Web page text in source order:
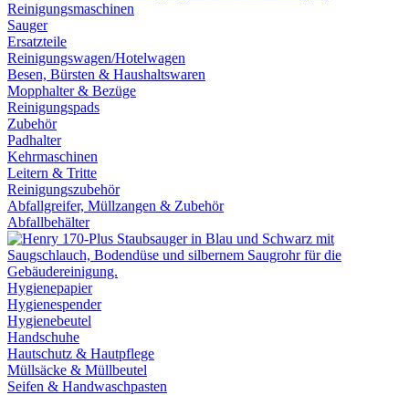
Reinigungsmaschinen
Sauger
Ersatzteile
Reinigungswagen/Hotelwagen
Besen, Bürsten & Haushaltswaren
Mopphalter & Bezüge
Reinigungspads
Zubehör
Padhalter
Kehrmaschinen
Leitern & Tritte
Reinigungszubehör
Abfallgreifer, Müllzangen & Zubehör
Abfallbehälter
Hygienepapier
Hygienespender
Hygienebeutel
Handschuhe
Hautschutz & Hautpflege
Müllsäcke & Müllbeutel
Seifen & Handwaschpasten